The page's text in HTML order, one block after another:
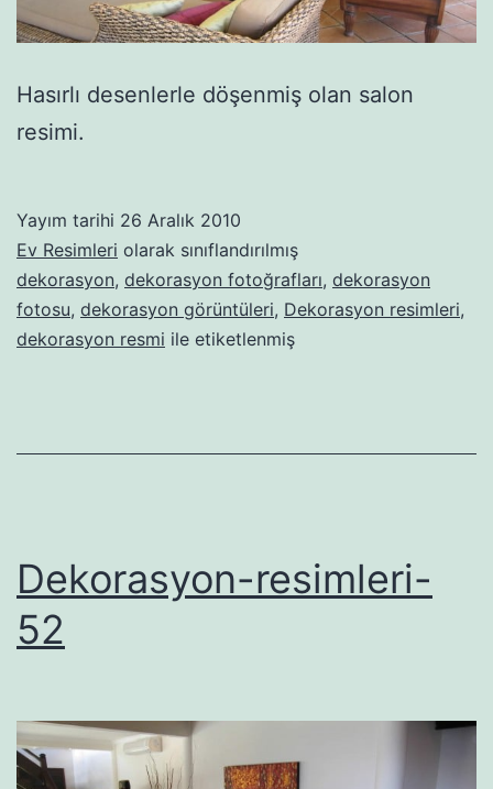
Hasırlı desenlerle döşenmiş olan salon
resimi.
Yayım tarihi 26 Aralık 2010
Ev Resimleri olarak sınıflandırılmış
dekorasyon, dekorasyon fotoğrafları, dekorasyon
fotosu, dekorasyon görüntüleri, Dekorasyon resimleri,
dekorasyon resmi ile etiketlenmiş
Dekorasyon-resimleri-
52